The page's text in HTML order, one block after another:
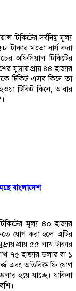
টিকিটের সর্বনিম্ন মূল্য
টাকার মতো ধার্য করা
অফিসিয়াল টিকিটের
মুদ্রায় প্রায় ৪৪ হাজার
টিকিট এসব কিনে তা
টিকিট কিনে, আবার
বাংলাদেশ
মূল্য ৪০ হাজার
যোগ করা হলে এটির
প্রায় ৫৫ লাখ টাকার
৭৫ হাজার ডলার বা ১
এবং অতিরিক্ত ফি যোগ
হয়ে যাচ্ছে। যাকিনা